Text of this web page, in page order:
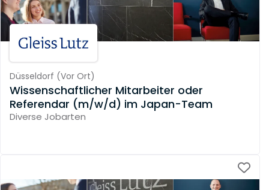
Düsseldorf (Vor Ort)
Wissenschaftlicher Mitarbeiter oder
Referendar (m/w/d) im Japan-Team
Diverse Jobarten